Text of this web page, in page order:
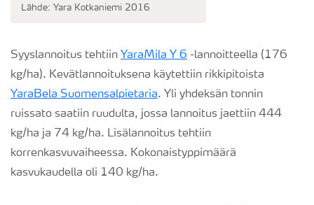
Lähde: Yara Kotkaniemi 2016
Syyslannoitus tehtiin YaraMila Y 6 -lannoitteella (176
kg/ha). Kevätlannoituksena käytettiin rikkipitoista
YaraBela Suomensalpietaria. Yli yhdeksän tonnin
ruissato saatiin ruudulta, jossa lannoitus jaettiin 444
kg/ha ja 74 kg/ha. Lisälannoitus tehtiin
korrenkasvuvaiheessa. Kokonaistyppimäärä
kasvukaudella oli 140 kg/ha.